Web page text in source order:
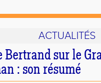
ACTUALITÉS
Bertrand sur le
: son résumé